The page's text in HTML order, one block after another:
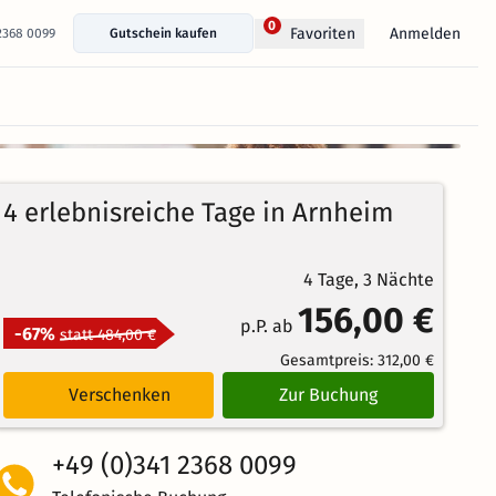
0099 Gutschein kaufen
0 Favoriten Anmelden
4 erlebnisreiche Tage in Arnheim
4 Tage, 3 Nächte
-67% statt 484,00 € p.P. ab 156,00 €
Gesamtpreis: 312,00 €
Verschenken Zur Buchung
+49 (0)341 2368 0099